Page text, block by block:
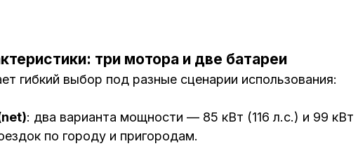
три мотора и две батареи
гибкий выбор под разные сценарии использования:
: два варианта мощности — 85 кВт (116 л.с.) и 99
по городу и пригородам.